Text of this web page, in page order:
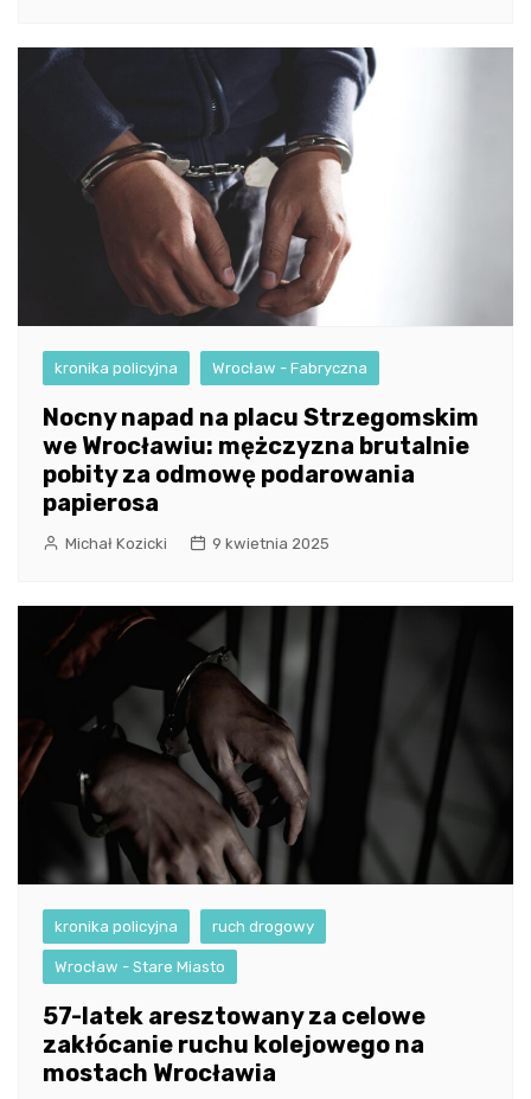
kronika policyjna Wrocław - Fabryczna
Nocny napad na placu Strzegomskim
we Wrocławiu: mężczyzna brutalnie
pobity za odmowę podarowania
papierosa
Michał Kozicki 9 kwietnia 2025
kronika policyjna ruch drogowy
Wrocław - Stare Miasto
57-latek aresztowany za celowe
zakłócanie ruchu kolejowego na
mostach Wrocławia